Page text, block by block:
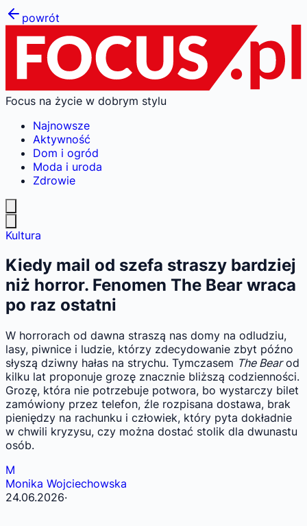
powrót
Focus na życie w dobrym stylu
Najnowsze
Aktywność
Dom i ogród
Moda i uroda
Zdrowie
Kultura
Kiedy mail od szefa straszy bardziej
niż horror. Fenomen The Bear wraca
po raz ostatni
W horrorach od dawna straszą nas domy na odludziu,
lasy, piwnice i ludzie, którzy zdecydowanie zbyt późno
słyszą dziwny hałas na strychu. Tymczasem The Bearod
kilku lat proponuje grozę znacznie bliższą codzienności.
Grozę, która nie potrzebuje potwora, bo wystarczy bilet
zamówiony przez telefon, źle rozpisana dostawa, brak
pieniędzy na rachunku i człowiek, który pyta dokładnie
w chwili kryzysu, czy można dostać stolik dla dwunastu
osób.
M
Monika Wojciechowska
24.06.2026·